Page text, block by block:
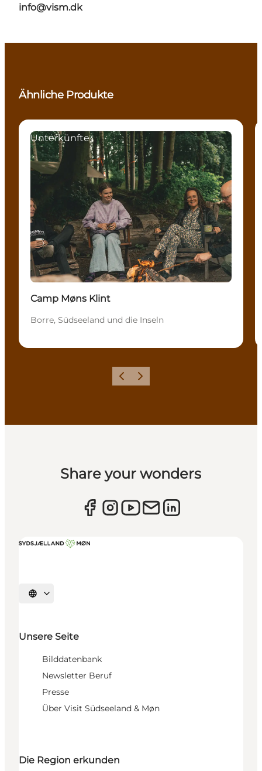
info@vism.dk
Ähnliche Produkte
Unterkünfte
Camp Møns Klint
Borre, Südseeland und die Inseln
ZurückWeiter
Share your wonders
Sprache auswählen
Unsere Seite
Bilddatenbank
Newsletter Beruf
Presse
Über Visit Südseeland & Møn
Die Region erkunden